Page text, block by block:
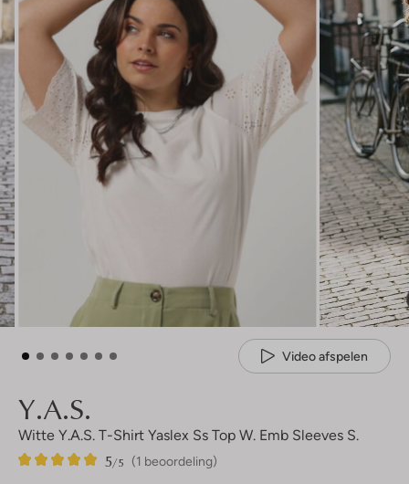
Video afspelen
Y.a.s.
Witte Y.a.s. T-Shirt Yaslex Ss Top W. Emb Sleeves S.
(1 beoordeling)
5/5
1
5